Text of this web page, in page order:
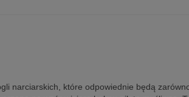
narciarskich, które odpowiednie będą